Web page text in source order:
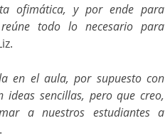
ofimática, y por ende para
todo lo necesario para
en el aula, por supuesto con
ideas sencillas, pero que creo,
a nuestros estudiantes a